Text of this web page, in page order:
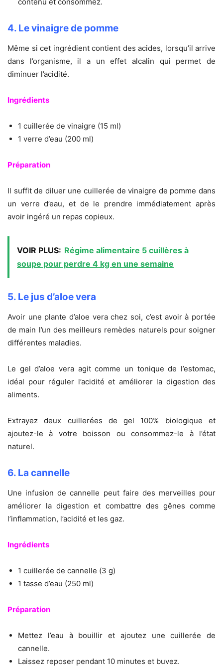
4. Le vinaigre de pomme
Même si cet ingrédient contient des acides, lorsqu’il arrive
dans l’organisme, il a un effet alcalin qui permet de
diminuer l’acidité.
Ingrédients
1 cuillerée de vinaigre (15 ml)
1 verre d’eau (200 ml)
Préparation
Il suffit de diluer une cuillerée de vinaigre de pomme dans
un verre d’eau, et de le prendre immédiatement après
avoir ingéré un repas copieux.
VOIR PLUS: Régime alimentaire 5 cuillères à
soupe pour perdre 4 kg en une semaine
5. Le jus d’aloe vera
Avoir une plante d’aloe vera chez soi, c’est avoir à portée
de main l’un des meilleurs remèdes naturels pour soigner
différentes maladies.
Le gel d’aloe vera agit comme un tonique de l’estomac,
idéal pour réguler l’acidité et améliorer la digestion des
aliments.
Extrayez deux cuillerées de gel 100% biologique et
ajoutez-le à votre boisson ou consommez-le à l’état
naturel.
6. La cannelle
Une infusion de cannelle peut faire des merveilles pour
améliorer la digestion et combattre des gênes comme
l’inflammation, l’acidité et les gaz.
Ingrédients
1 cuillerée de cannelle (3 g)
1 tasse d’eau (250 ml)
Préparation
Mettez l’eau à bouillir et ajoutez une cuillerée de
cannelle.
Laissez reposer pendant 10 minutes et buvez.